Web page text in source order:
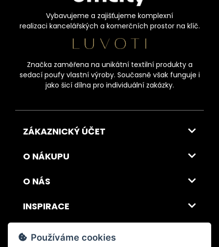
Vybavujeme a zajišťujeme komplexní
realizaci kancelářských a komerčních prostor na klíč.
Značka zaměřena na unikátní textilní produkty a
sedací poufy vlastní výroby. Současně však funguje i
jako šicí dílna pro individuální zakázky.
ZÁKAZNICKÝ ÚČET
O NÁKUPU
O NÁS
INSPIRACE
DOPRAVA A PLATBA
Používáme cookies